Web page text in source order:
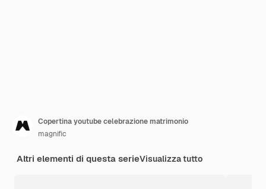
Copertina youtube celebrazione matrimonio
magnific
Altri elementi di questa serieVisualizza tutto